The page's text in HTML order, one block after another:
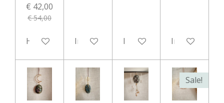
€ 42,00
€ 54,00
Houd mij op de hoogte
In winkelwagenIn winkelwagenIn
Sale!